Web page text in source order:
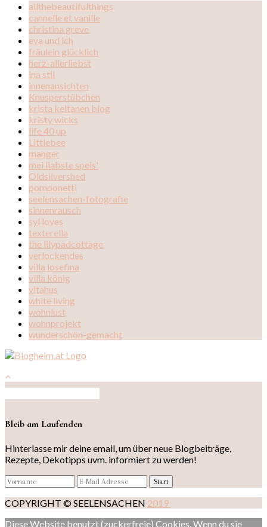
allthebeautifulthings
cannelle et vanille
christina greve
eva und ich
fräulein glücklich
herz-allerliebst
ina stil
innenansichten
Knusperstübchen
krista keltanen blog
kristy wicks
life 40 up
Littlebee
manger
mei liabste speis'
Oldsilvershed
pomponetti
seelensachen-fotografie
sinnenrausch
syl loves
texterella
the lilypadcottage
verlockendes
villa josefina
villa könig
vitahus
white living
wohnlust
wohnprojekt
wunderschön-gemacht
Bleib am Laufenden
Hinterlasse mir deine email, um über neue Blogbeiträge,
Rezepte, Dekotipps uvm. informiert zu werden!
COPYRIGHT © SEELENSACHEN 2019
Diese Website benutzt (zuckerfreie) Cookies. Wenn du sie